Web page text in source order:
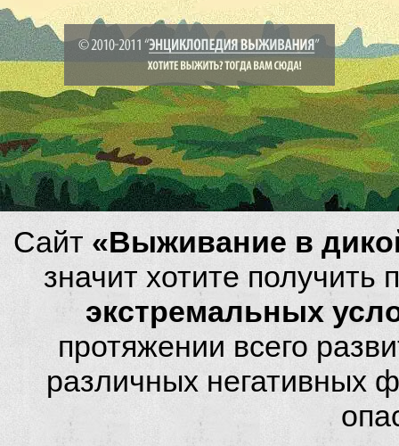
Сайт «Выживание в
значит хотите
экстремальных
протяжении всего
различных негативных